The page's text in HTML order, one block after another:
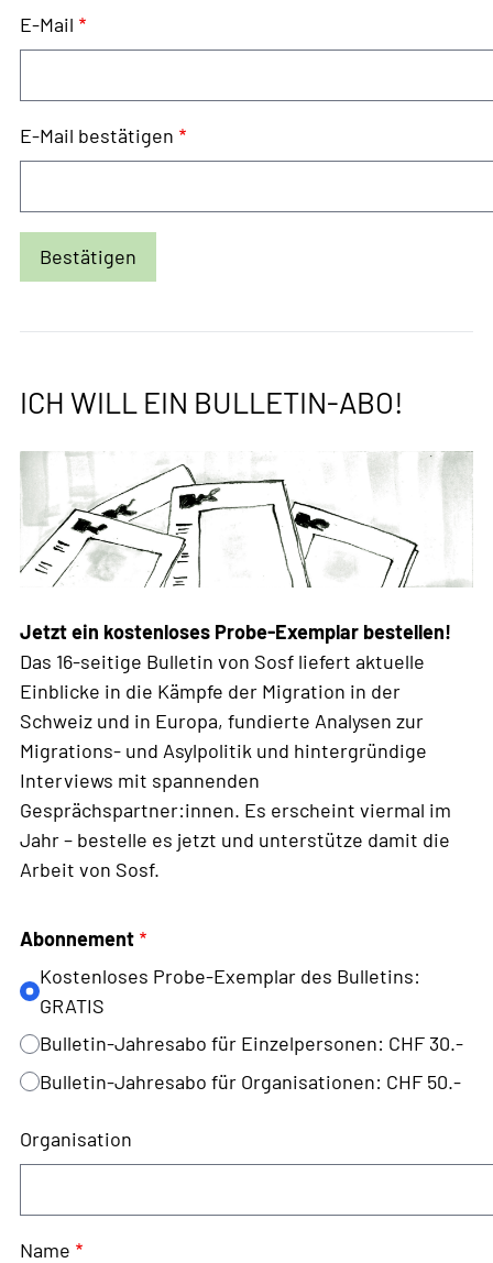
E-
Mail
E-Mail
E-Mail bestätigen
ICH WILL EIN BULLETIN-ABO!
Jetzt ein kostenloses Probe-Exemplar bestellen!
Das 16-seitige Bulletin von Sosf liefert aktuelle
Einblicke in die Kämpfe der Migration in der
Schweiz und in Europa, fundierte Analysen zur
Migrations- und Asylpolitik und hintergründige
Interviews mit spannenden
Gesprächspartner:innen. Es erscheint viermal im
Jahr – bestelle es jetzt und unterstütze damit die
Arbeit von Sosf.
Abonnement
Kostenloses Probe-Exemplar des Bulletins:
GRATIS
Bulletin-Jahresabo für Einzelpersonen: CHF 30.-
Bulletin-Jahresabo für Organisationen: CHF 50.-
Organisation
Name